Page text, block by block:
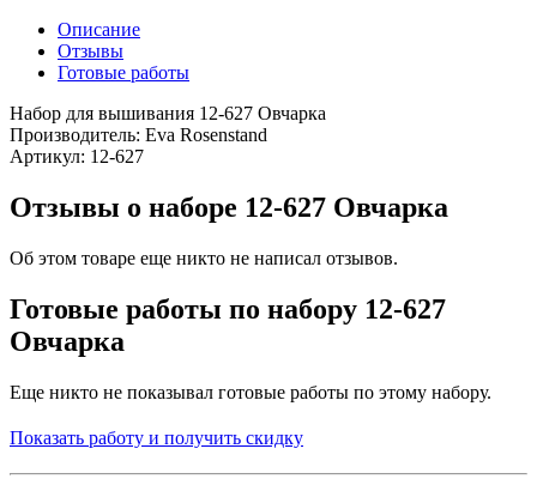
Описание
Отзывы
Готовые работы
Набор для вышивания 12-627 Овчарка
Производитель: Eva Rosenstand
Артикул: 12-627
Отзывы о наборе 12-627 Овчарка
Об этом товаре еще никто не написал отзывов.
Готовые работы по набору 12-627
Овчарка
Еще никто не показывал готовые работы по этому набору.
Показать работу и получить скидку